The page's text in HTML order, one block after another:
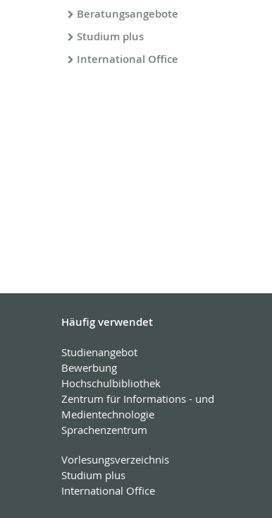
Beratungsangebote
Studium plus
International Office
Häufig verwendet
Studienangebot
Bewerbung
Hochschulbibliothek
Zentrum für Informations - und
Medientechnologie
Sprachenzentrum
Vorlesungsverzeichnis
Studium plus
International Office